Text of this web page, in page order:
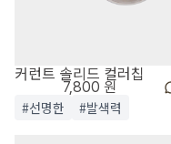
커런트 솔리드 컬러칩
7,800 원
#선명한 #발색력